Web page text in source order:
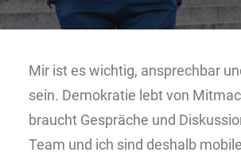
Mir ist es wichtig, ansprechbar
sein. Demokratie lebt von
braucht Gespräche und
Team und ich sind deshalb